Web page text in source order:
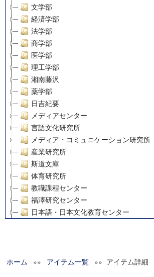
文学部
経済学部
法学部
商学部
医学部
理工学部
湘南藤沢
薬学部
日吉紀要
メディアセンター
言語文化研究所
メディア・コミュニケーション研究所
産業研究所
斯道文庫
体育研究所
教職課程センター
福澤研究センター
日本語・日本文化教育センター
グローバルリサーチインスティテュート
ホーム »» アイテム一覧 »» アイテム詳細